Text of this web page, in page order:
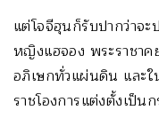
แต่โจจีฮุนก็รับปากว่าจ
หญิงแฮจอง พระราชา
อภิเษกทั่วแผ่นดิน และ
ราชโองการแต่งตั้งเป็